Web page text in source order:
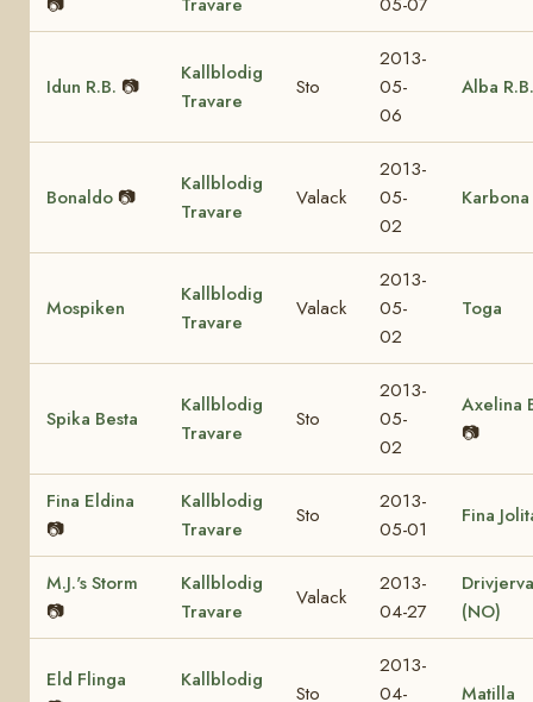
Idun R.B. 📷
Kallblodig
Travare
Sto
2013-
05-
06
Alba R.B.
Bonaldo 📷
Kallblodig
Travare
Valack
2013-
05-
02
Karbona
Mospiken
Kallblodig
Travare
Valack
2013-
05-
02
Toga
Spika Besta
Kallblodig
Travare
Sto
2013-
05-
02
Axelina
📷
Fina Eldina
📷
Kallblodig
Travare
Sto
2013-
05-01
Fina
M.J.'s Storm
📷
Kallblodig
Travare
Valack
2013-
04-27
Drivjerva
(NO)
Eld Flinga
Kallblodig
Sto
2013-
04-
Matilla